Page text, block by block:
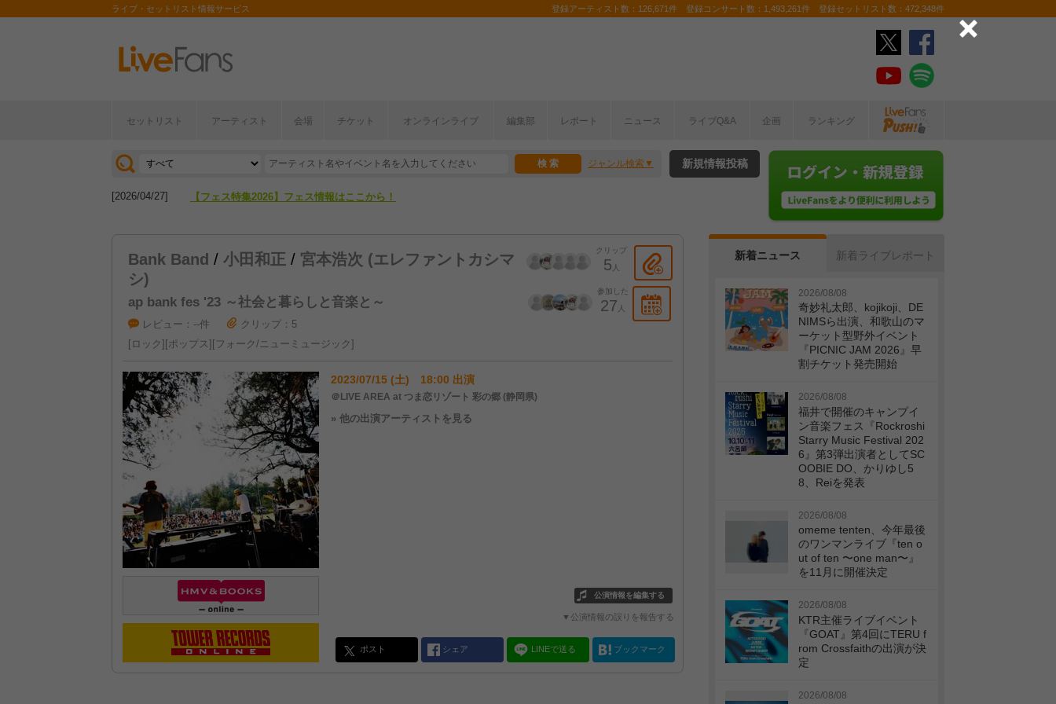
ライブ・セットリスト情報サービス 登録アーティスト数：126,671件 登録コンサート数：1,493,261件 登録セットリスト数：472,348件
セットリスト アーティスト 会場 チケット オンラインライブ 編集部 レポート ニュース ライブQ&A 企画 ランキング
ジャンル検索
[2026/07/28] 【ライブ動員ランキング】2026年上半期編発表！
[2026/04/27] 【フェス特集2026】フェス情報はここから！
新規情報投稿
Bank Band / 小田和正 / 宮本浩次 (エレファントカシマ
シ)
ap bank fes '23 ～社会と暮らしと音楽と～
クリップ
5 人
参加した
27 人
レビュー：--件
クリップ：5
ロック
ポップス フォーク/ニューミュージック
2023/07/15 (土) 18:00 出演
＠LIVE AREA at つま恋リゾート 彩の郷 (静岡県)
» 他の出演アーティストを見る
公演情報を編集する
▼公演情報の誤りを報告する
ポスト シェア LINEで送る ブックマーク
新着ニュース 新着ライブレポート
2026/08/08
奇妙礼太郎、kojikoji、DE
NIMSら出演、和歌山のマ
ーケット型野外イベント
『PICNIC JAM 2026』早
割チケット発売開始
2026/08/08
福井で開催のキャンプイ
ン音楽フェス『Rockroshi
Starry Music Festival 202
6』第3弾出演者としてSC
OOBIE DO、かりゆし5
8、Reiを発表
2026/08/08
omeme tenten、今年最後
のワンマンライブ『ten o
ut of ten 〜one man〜』
を11月に開催決定
2026/08/08
KTR主催ライブイベント
『GOAT』第4回にTERU f
rom Crossfaithの出演が決
定
2026/08/08